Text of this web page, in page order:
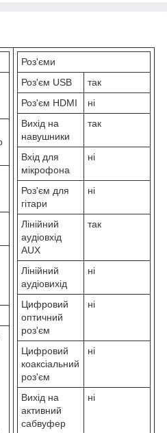
Роз'єми
Роз'єм USB
так
Роз'єм HDMI
ні
Вихід на
навушники
так
Вхід для
мікрофона
ні
Роз'єм для
гітари
ні
Лінійний
аудіовхід
AUX
так
Лінійний
аудіовихід
ні
Цифровий
оптичний
роз'єм
ні
Цифровий
коаксіальний
роз'єм
ні
Вихід на
активний
сабвуфер
ні